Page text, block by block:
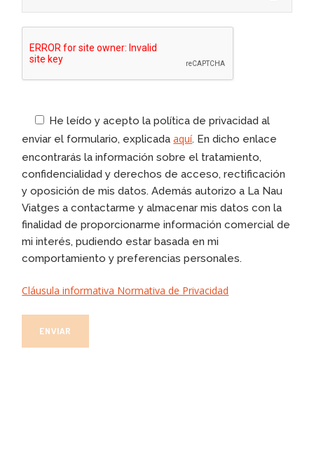
He leído y acepto la política de privacidad al
enviar el formulario, explicadaaquí. En dicho enlace
encontrarás la información sobre el tratamiento,
confidencialidad y derechos de acceso, rectificación
y oposición de mis datos. Además autorizo a La Nau
Viatges a contactarme y almacenar mis datos con la
finalidad de proporcionarme información comercial de
mi interés, pudiendo estar basada en mi
comportamiento y preferencias personales.
Cláusula informativa Normativa de Privacidad